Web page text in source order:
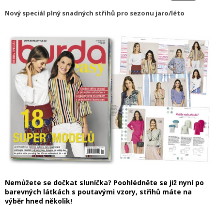
Nový speciál plný snadných střihů pro sezonu jaro/léto
Nemůžete se dočkat sluníčka? Poohlédněte se již nyní po
barevných látkách s poutavými vzory, střihů máte na
výběr hned několik!